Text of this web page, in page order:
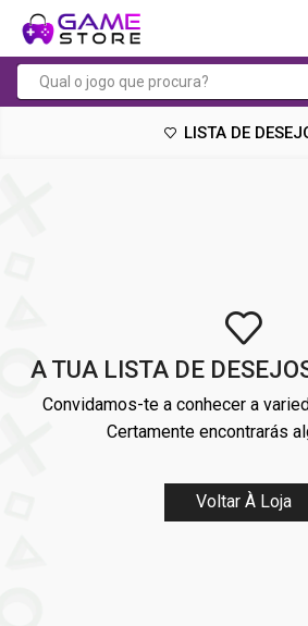
de
LISTA DE
A TUA LISTA DE
Convidamos-te a conhecer a
Certamente encontrarás
Voltar À Loja